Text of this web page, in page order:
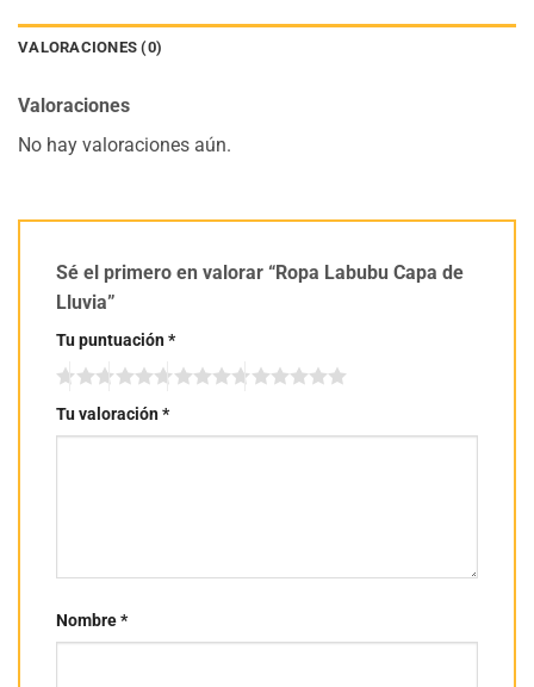
VALORACIONES (0)
Valoraciones
No hay valoraciones aún.
Sé el primero en valorar “Ropa Labubu Capa de
Lluvia”
Tu puntuación*
Tu valoración*
Nombre*